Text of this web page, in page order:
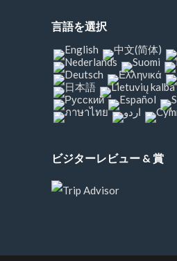
言語を選択
ビジターレビュー & 賞